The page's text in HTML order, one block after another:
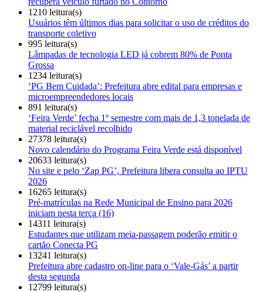
1210 leitura(s)
Usuários têm últimos dias para solicitar o uso de créditos do
transporte coletivo
995 leitura(s)
Lâmpadas de tecnologia LED já cobrem 80% de Ponta
Grossa
1234 leitura(s)
‘PG Bem Cuidada’: Prefeitura abre edital para empresas e
microempreendedores locais
891 leitura(s)
‘Feira Verde’ fecha 1º semestre com mais de 1,3 tonelada de
material reciclável recolhido
27378 leitura(s)
Novo calendário do Programa Feira Verde está disponível
20633 leitura(s)
No site e pelo ‘Zap PG’, Prefeitura libera consulta ao IPTU
2026
16265 leitura(s)
Pré-matrículas na Rede Municipal de Ensino para 2026
iniciam nesta terça (16)
14311 leitura(s)
Estudantes que utilizam meia-passagem poderão emitir o
cartão Conecta PG
13241 leitura(s)
Prefeitura abre cadastro on-line para o ‘Vale-Gás’ a partir
desta segunda
12799 leitura(s)